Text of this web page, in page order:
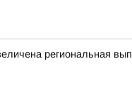
региональная